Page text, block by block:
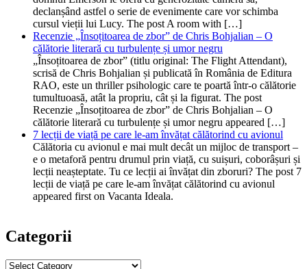
declanșând astfel o serie de evenimente care vor schimba
cursul vieții lui Lucy. The post A room with […]
Recenzie „Însoțitoarea de zbor” de Chris Bohjalian – O
călătorie literară cu turbulențe și umor negru
„Însoțitoarea de zbor” (titlu original: The Flight Attendant),
scrisă de Chris Bohjalian și publicată în România de Editura
RAO, este un thriller psihologic care te poartă într-o călătorie
tumultuoasă, atât la propriu, cât și la figurat. The post
Recenzie „Însoțitoarea de zbor” de Chris Bohjalian – O
călătorie literară cu turbulențe și umor negru appeared […]
7 lecții de viață pe care le-am învățat călătorind cu avionul
Călătoria cu avionul e mai mult decât un mijloc de transport –
e o metaforă pentru drumul prin viață, cu suișuri, coborâșuri și
lecții neașteptate. Tu ce lecții ai învățat din zboruri? The post 7
lecții de viață pe care le-am învățat călătorind cu avionul
appeared first on Vacanta Ideala.
Categorii
Categorii